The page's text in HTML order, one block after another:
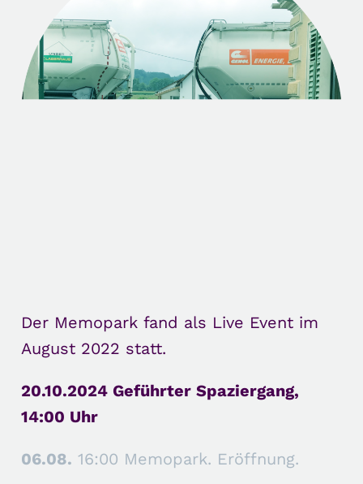
Der Memopark fand als Live Event im
August 2022 statt.
20.10.2024 Geführter Spaziergang,
14:00 Uhr
06.08. 16:00 Memopark. Eröffnung.